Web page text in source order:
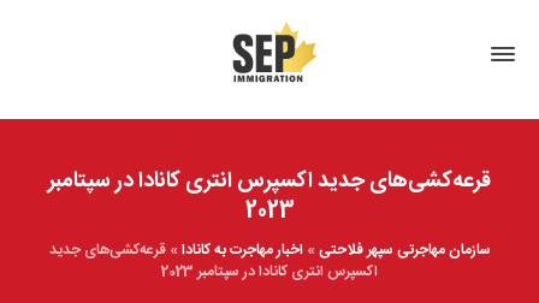
قرعه‌کشی‌های جدید اکسپرس انتری کانادا در سپتامبر
2023
سازمان مهاجرتی سپهر فلاحتی»اخبار مهاجرت به کانادا»قرعه‌کشی‌های جدید
اکسپرس انتری کانادا در سپتامبر 2023